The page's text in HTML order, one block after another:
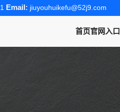
Email: jiuyouhuikefu@52j9.com
首页官网入口